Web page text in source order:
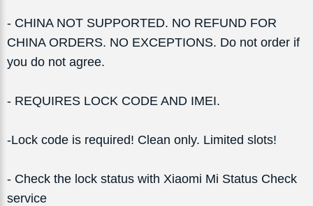
- CHINA NOT SUPPORTED. NO REFUND FOR
CHINA ORDERS. NO EXCEPTIONS. Do not order if
you do not agree.
- REQUIRES LOCK CODE AND IMEI.
-Lock code is required! Clean only. Limited slots!
- Check the lock status with Xiaomi Mi Status Check
service